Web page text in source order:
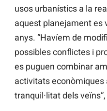
usos urbanístics a la
aquest planejament es
anys. “Havíem de
possibles conflictes i
es puguen combinar
activitats econòmiques
tranquil·litat dels